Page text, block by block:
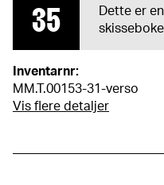
35
Dette er
Inventarnr:
MM.T.00153-31-verso
Vis flere detaljer